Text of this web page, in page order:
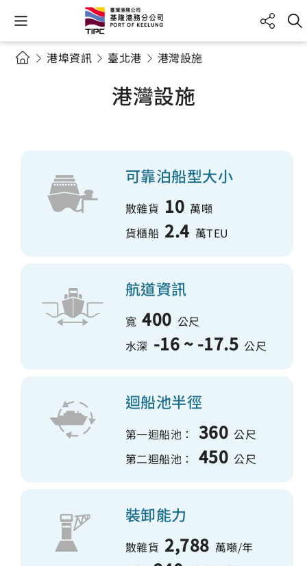
港埠資訊 臺北港 港灣設施
港灣設施
可靠泊船型大小
散雜貨 10 萬噸
貨櫃船 2.4 萬TEU
航道資訊
寬 400 公尺
水深 -16 ~ -17.5 公尺
迴船池半徑
第一迴船池： 360 公尺
第二迴船池：
450 公尺
裝卸能力
散雜貨 2,788 萬噸/年